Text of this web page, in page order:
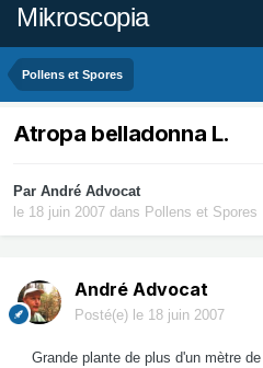
Mikroscopia
Pollens et Spores
Atropa belladonna L.
Par André Advocat
le 18 juin 2007 dans Pollens et Spores
André Advocat
Posté(e) le 18 juin 2007
Grande plante de plus d'un mètre